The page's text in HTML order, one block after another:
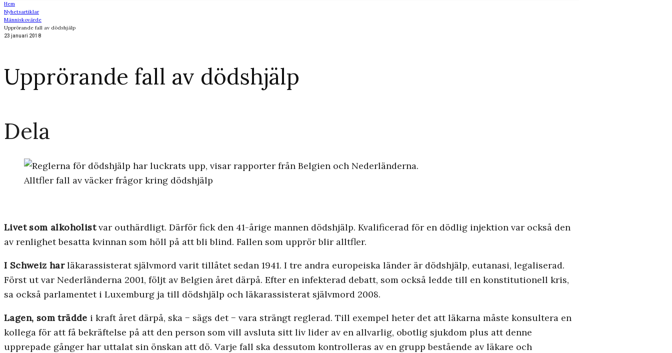
Hem
Nyhetsartiklar
Människovärde
Upprörande fall av dödshjälp
23 januari 2018
Upprörande fall av dödshjälp
Dela
Alltfler fall av väcker frågor kring dödshjälp
Livet som alkoholistvar outhärdligt. Därför fick den 41­-årige mannen dödshjälp. Kvalificerad för en dödlig injektion var också den
av renlighet besatta kvinnan som höll på att bli blind. Fallen som upprör blir alltfler.
I Schweiz harläkarassisterat självmord varit tillåtet sedan 1941. I tre andra europeiska länder är dödshjälp, eutanasi, legaliserad.
Först ut var Nederländerna 2001, följt av Belgien året därpå. Efter en infekterad debatt, som också ledde till en konstitutionell kris,
sa också parlamentet i Luxemburg ja till dödshjälp och läkarassisterat självmord 2008.
Lagen, som trädde i kraft året därpå, ska − sägs det − vara strängt reglerad. Till exempel heter det att läkarna måste konsultera en
kollega för att få bekräftelse på att den person som vill avsluta sitt liv lider av en allvarlig, obotlig sjukdom plus att denne
upprepade gånger har uttalat sin önskan att dö. Varje fall ska dessutom kontrolleras av en grupp bestående av läkare och